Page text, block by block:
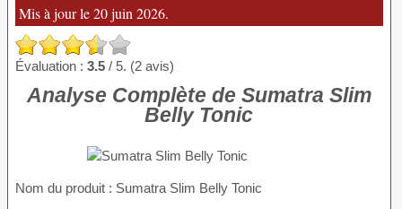
Mis à jour le 20 juin 2026.
Évaluation : 3.5 / 5. (2 avis)
Analyse Complète de Sumatra Slim
Belly Tonic
Nom du produit : Sumatra Slim Belly Tonic